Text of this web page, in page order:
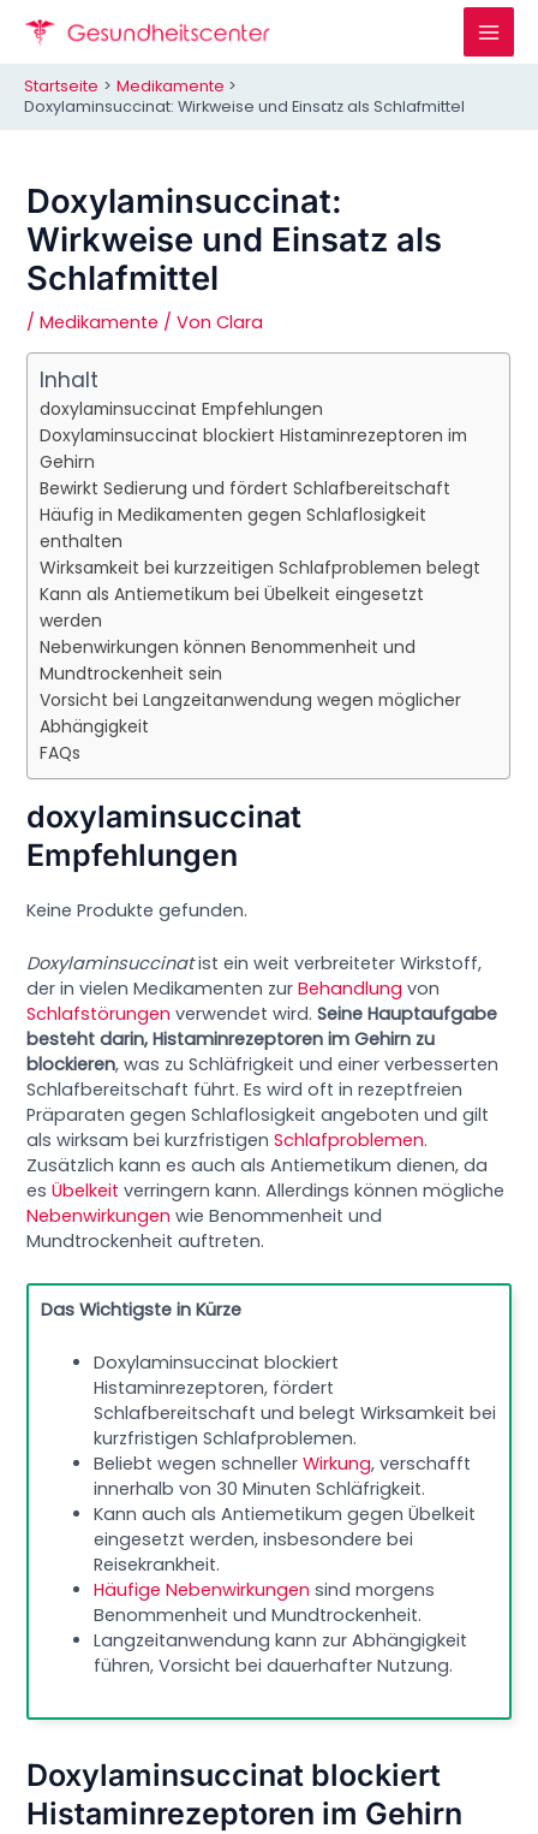
Inhalt
Startseite
Medikamente
Doxylaminsuccinat: Wirkweise und Einsatz als Schlafmittel
Doxylaminsuccinat:
Wirkweise und Einsatz als
Schlafmittel
/Medikamente / VonClara
Inhalt
doxylaminsuccinat Empfehlungen
Doxylaminsuccinat blockiert Histaminrezeptoren im
Gehirn
Bewirkt Sedierung und fördert Schlafbereitschaft
Häufig in Medikamenten gegen Schlaflosigkeit
enthalten
Wirksamkeit bei kurzzeitigen Schlafproblemen belegt
Kann als Antiemetikum bei Übelkeit eingesetzt
werden
Nebenwirkungen können Benommenheit und
Mundtrockenheit sein
Vorsicht bei Langzeitanwendung wegen möglicher
Abhängigkeit
FAQs
doxylaminsuccinat
Empfehlungen
Keine Produkte gefunden.
Doxylaminsuccinatist ein weit verbreiteter Wirkstoff,
der in vielen Medikamenten zurBehandlung von
Schlafstörungen verwendet wird.Seine Hauptaufgabe
besteht darin, Histaminrezeptoren im Gehirn zu
blockieren, was zu Schläfrigkeit und einer verbesserten
Schlafbereitschaft führt. Es wird oft in rezeptfreien
Präparaten gegen Schlaflosigkeit angeboten und gilt
als wirksam bei kurzfristigenSchlafproblemen.
Zusätzlich kann es auch als Antiemetikum dienen, da
esÜbelkeit verringern kann. Allerdings können mögliche
Nebenwirkungen wie Benommenheit und
Mundtrockenheit auftreten.
Das Wichtigste in Kürze
Doxylaminsuccinat blockiert
Histaminrezeptoren, fördert
Schlafbereitschaft und belegt Wirksamkeit bei
kurzfristigen Schlafproblemen.
Beliebt wegen schnellerWirkung, verschafft
innerhalb von 30 Minuten Schläfrigkeit.
Kann auch als Antiemetikum gegen Übelkeit
eingesetzt werden, insbesondere bei
Reisekrankheit.
Häufige Nebenwirkungen sind morgens
Benommenheit und Mundtrockenheit.
Langzeitanwendung kann zur Abhängigkeit
führen, Vorsicht bei dauerhafter Nutzung.
Doxylaminsuccinat blockiert
Histaminrezeptoren im Gehirn